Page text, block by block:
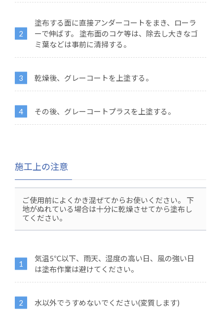
塗布する面に直接アンダーコートをまき、ローラ
ーで伸ばす。 塗布面のコケ等は、除去し大きなゴ
ミ葉などは事前に清掃する。
乾燥後、グレーコートを上塗する。
その後、グレーコートプラスを上塗する。
施工上の注意
ご使用前によくかき混ぜてからお使いください。
下
地がぬれている場合は十分に乾燥させてから塗布し
てください。
気温5℃以下、雨天、湿度の高い日、風の強い日
は塗布作業は避けてください。
水以外でうすめないでください(変質します)